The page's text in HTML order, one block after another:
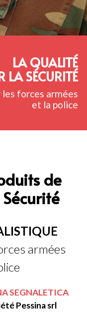
LA QUALITÉ
LA SÉCURITÉ
forces armées
et la police
de
armées
SEGNALETICA
Pessina srl